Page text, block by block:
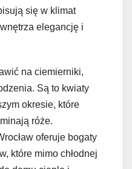
się w klimat
elegancję i
na ciemierniki,
Są to kwiaty
okresie, które
róże.
oferuje bogaty
które mimo chłodnej